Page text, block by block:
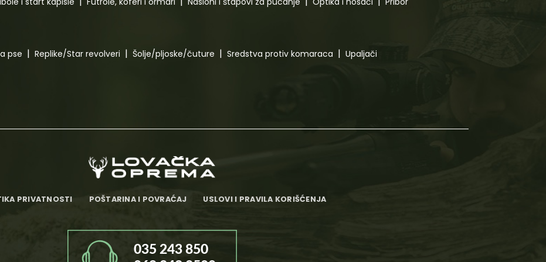
pse Replike/Star revolveri Šolje/pljoske/čuture Sredstva protiv komaraca
Upaljači
PRIVATNOSTI POŠTARINA I POVRAĆAJ USLOVI I PRAVILA KORIŠĆENJA